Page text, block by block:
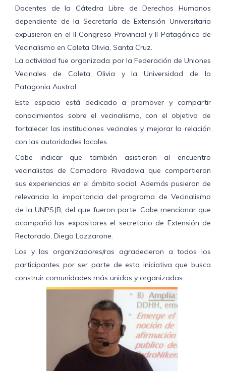
Docentes de la Cátedra Libre de Derechos Humanos
dependiente de la Secretaría de Extensión Universitaria
expusieron en el II Congreso Provincial y II Patagónico de
Vecinalismo en Caleta Olivia, Santa Cruz.
La actividad fue organizada por la Federación de Uniones
Vecinales de Caleta Olivia y la Universidad de la
Patagonia Austral.
Este espacio está dedicado a promover y compartir
conocimientos sobre el vecinalismo, con el objetivo de
fortalecer las instituciones vecinales y mejorar la relación
con las autoridades locales.
Cabe indicar que también asistieron al encuentro
vecinalistas de Comodoro Rivadavia que compartieron
sus experiencias en el ámbito social. Además pusieron de
relevancia la importancia del programa de Vecinalismo
de la UNPSJB, del que fueron parte. Cabe mencionar que
acompañó las expositores el secretario de Extensión de
Rectorado, Diego Lazzarone.
Los y las organizadores/ras agradecieron a todos los
participantes por ser parte de esta iniciativa que busca
construir comunidades más unidas y organizadas.